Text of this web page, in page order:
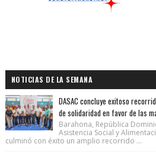
NOTICIAS DE LA SEMANA
DASAC concluye exitoso
de solidaridad en favor de las
Barahona, República
Asistencia Social y
culminó con éxito un amplio recorrido ...